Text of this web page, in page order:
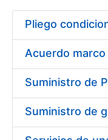
Show/Hide